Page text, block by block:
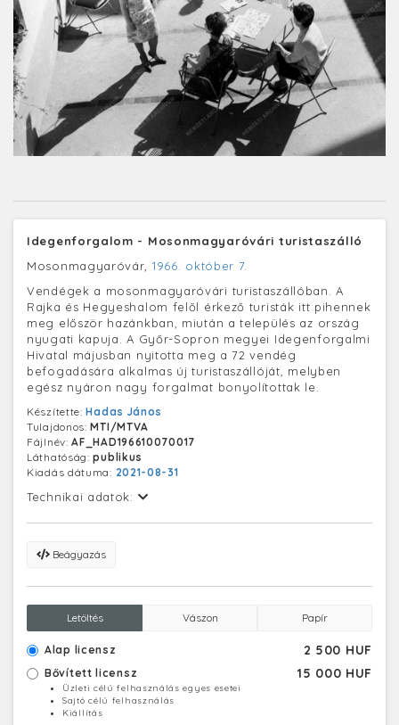
Idegenforgalom - Mosonmagyaróvári turistaszálló
Mosonmagyaróvár, 1966. október 7.
Vendégek a mosonmagyaróvári turistaszállóban. A
Rajka és Hegyeshalom felől érkező turisták itt pihennek
meg először hazánkban, miután a település az ország
nyugati kapuja. A Győr-Sopron megyei Idegenforgalmi
Hivatal májusban nyitotta meg a 72 vendég
befogadására alkalmas új turistaszállóját, melyben
egész nyáron nagy forgalmat bonyolítottak le.
Készítette:Hadas János
Tulajdonos:MTI/MTVA
Fájlnév:AF_HAD196610070017
Láthatóság:publikus
Kiadás dátuma: 2021-08-31
Technikai adatok:
Beágyazás
Letöltés Vászon Papír
Alap licensz 2 500 HUF
Bővített licensz 15 000 HUF
Üzleti célú felhasználás egyes esetei
Sajtó célú felhasználás
Kiállítás